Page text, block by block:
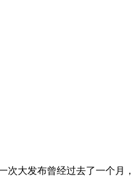
次大发布曾经过去了一个月，